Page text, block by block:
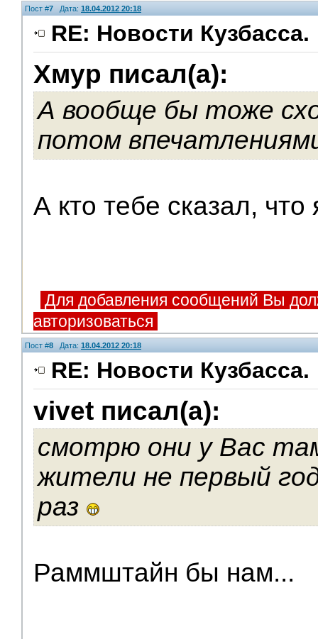
Пост #7 Дата: 18.04.2012 20:18
RE: Новости Кузбасса.
Хмур писал(а):
А вообще бы тоже
потом
А кто тебе сказал, что
V.I.P.
Для добавления сообщений Вы
авторизоваться
Пост #8 Дата: 18.04.2012 20:18
RE: Новости Кузбасса.
vivet писал(а):
смотрю они у Вас
жители не первый
раз
Раммштайн бы нам...
Помощники